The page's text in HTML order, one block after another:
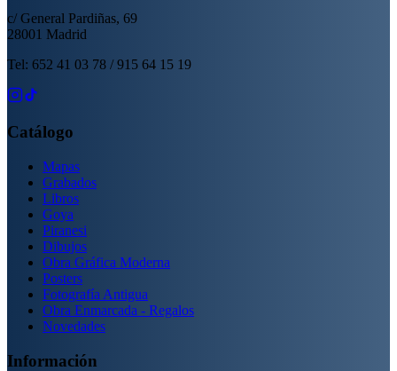
c/ General Pardiñas, 69
28001 Madrid
Tel: 652 41 03 78 / 915 64 15 19
Catálogo
Mapas
Grabados
Libros
Goya
Piranesi
Dibujos
Obra Gráfica Moderna
Posters
Fotografía Antigua
Obra Enmarcada - Regalos
Novedades
Información